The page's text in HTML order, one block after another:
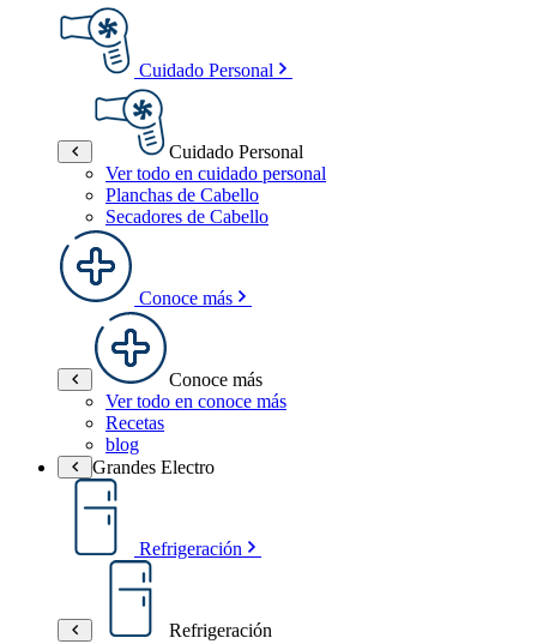
Cuidado Personal
Cuidado Personal
Ver todo en cuidado personal
Planchas de Cabello
Secadores de Cabello
Conoce más
Conoce más
Ver todo en conoce más
Recetas
blog
Grandes Electro
Refrigeración
Refrigeración